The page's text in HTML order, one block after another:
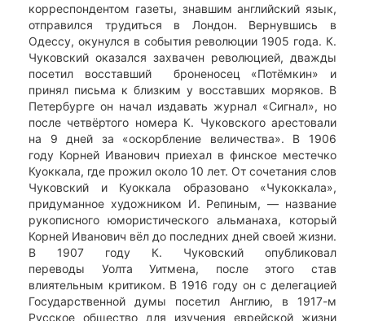
корреспондентом газеты, знавшим английский язык,
отправился трудиться в Лондон. Вернувшись в
Одессу, окунулся в события революции 1905 года. К.
Чуковский оказался захвачен революцией, дважды
посетил восставший броненосец «Потёмкин» и
принял письма к близким у восставших моряков. В
Петербурге он начал издавать журнал «Сигнал», но
после четвёртого номера К. Чуковского арестовали
на 9 дней за «оскорбление величества». В 1906
году Корней Иванович приехал в финское местечко
Куоккала, где прожил около 10 лет. От сочетания слов
Чуковский и Куоккала образовано «Чукоккала»,
придуманное художником И. Репиным, — название
рукописного юмористического альманаха, который
Корней Иванович вёл до последних дней своей жизни.
В 1907 году К. Чуковский опубликовал
переводы Уолта Уитмена, после этого став
влиятельным критиком. В 1916 году он с делегацией
Государственной думы посетил Англию, в 1917-м
Русское общество для изучения еврейской жизни